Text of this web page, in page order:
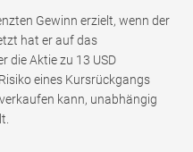
Gewinn erzielt, wenn der
hat er auf das
die Aktie zu 13 USD
eines Kursrückgangs
kann, unabhängig